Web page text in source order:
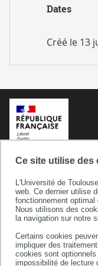
Ce site utilise des
L'Université de
web. Ce dernier utilise
fonctionnement optimal
Nous utilisons des
la navigation sur notre
Certains cookies
impliquer des
cookies sont
impossibilité de lecture
Dates
Créé le 13
Université de
118 route de